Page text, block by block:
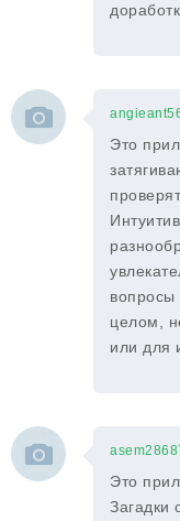
Это
целом,
или для
Это
Загадки